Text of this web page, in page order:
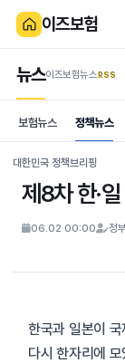
이즈보험
뉴스이즈보험뉴스.RSS
is보험
News
보험뉴스 정책뉴스
대한민국 정책브리핑
제8차 한·
06.02 00:00 정
한국과 일본이
다시 한자리에